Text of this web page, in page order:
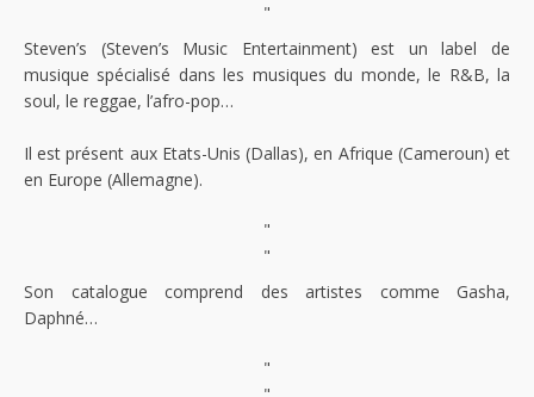
"
Steven’s (Steven’s Music Entertainment) est un label de
musique spécialisé dans les musiques du monde, le R&B, la
soul, le reggae, l’afro-pop…
Il est présent aux Etats-Unis (Dallas), en Afrique (Cameroun) et
en Europe (Allemagne).
"
"
Son catalogue comprend des artistes comme Gasha,
Daphné…
"